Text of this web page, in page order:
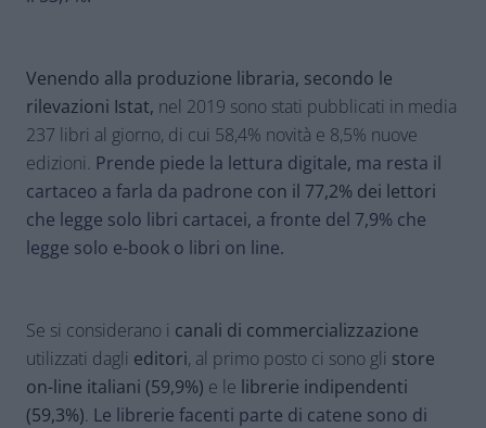
Venendo alla produzione libraria, secondo le
rilevazioni Istat, nel 2019 sono stati pubblicati in media
237 libri al giorno, di cui 58,4% novità e 8,5% nuove
edizioni. Prende piede la lettura digitale, ma resta il
cartaceo a farla da padrone con il 77,2% dei lettori
che legge solo libri cartacei, a fronte del 7,9% che
legge solo e-book o libri on line.
Se si considerano i canali di commercializzazione
utilizzati dagli editori, al primo posto ci sono gli store
on-line italiani (59,9%) e le librerie indipendenti
(59,3%). Le librerie facenti parte di catene sono di